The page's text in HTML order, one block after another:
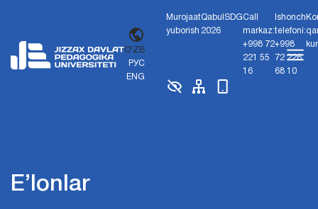
O'ZB
РУС
ENG
Murojaat
yuborish
Qabul
2026
SDGCall
markaz:
+998 72
221 55
16
Ishonch
telefoni:
+998
72 226
68 10
E’lonlar